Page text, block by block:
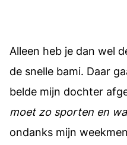
Alleen heb je dan wel
de snelle bami. Daar
belde mijn dochter
moet zo sporten en
ondanks mijn